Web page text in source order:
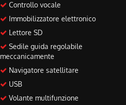
Controllo vocale
Immobilizzatore elettronico
Lettore SD
Sedile guida regolabile
meccanicamente
Navigatore satellitare
USB
Volante multifunzione